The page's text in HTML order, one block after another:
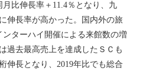
比伸長率＋11.4％となり、九
伸長率が高かった。国内外の旅
ターハイ開催による来館数の増
過去最高売上を達成したＳＣも
伸長となり、2019年比でも総合